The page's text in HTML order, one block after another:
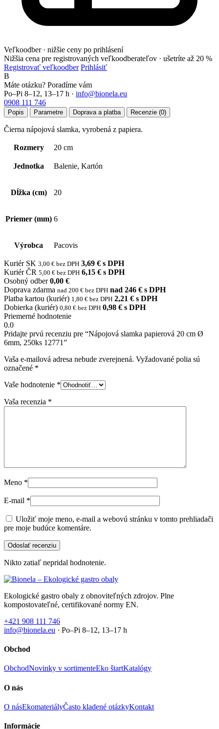
Veľkoodber · nižšie ceny po prihlásení
Nižšia cena pre registrovaných veľkoodberateľov · ušetríte až 20 %
Registrovať veľkoodber Prihlásiť
B
Máte otázku? Poradíme vám
Po–Pi 8–12, 13–17 h · info@bionela.eu
0908 111 746
Popis Parametre Doprava a platba Recenzie (0)
Čierna nápojová slamka, vyrobená z papiera.
Rozmery 20 cm
Jednotka Balenie, Kartón
Dĺžka (cm) 20
Priemer (mm) 6
Výrobca Pacovis
Kuriér SK 3,00 € bez DPH 3,69 € s DPH
Kuriér ČR 5,00 € bez DPH 6,15 € s DPH
Osobný odber 0,00 €
Doprava zdarma nad 200 € bez DPH nad 246 € s DPH
Platba kartou (kuriér) 1,80 € bez DPH 2,21 € s DPH
Dobierka (kuriér) 0,80 € bez DPH 0,98 € s DPH
Priemerné hodnotenie
0.0
Pridajte prvú recenziu pre “Nápojová slamka papierová 20 cm Ø
6mm, 250ks 12771”
Vaša e-mailová adresa nebude zverejnená. Vyžadované polia sú
označené *
Vaše hodnotenie *
Vaša recenzia *
Meno *
E-mail *
Uložiť moje meno, e-mail a webovú stránku v tomto prehliadači
pre moje budúce komentáre.
Nikto zatiaľ nepridal hodnotenie.
Ekologické gastro obaly z obnoviteľných zdrojov. Plne
kompostovateľné, certifikované normy EN.
+421 908 111 746
info@bionela.eu · Po–Pi 8–12, 13–17 h
Obchod
ObchodNovinky v sortimenteEko štartKatalógy
O nás
O násEkomateriályČasto kladené otázkyKontakt
Informácie